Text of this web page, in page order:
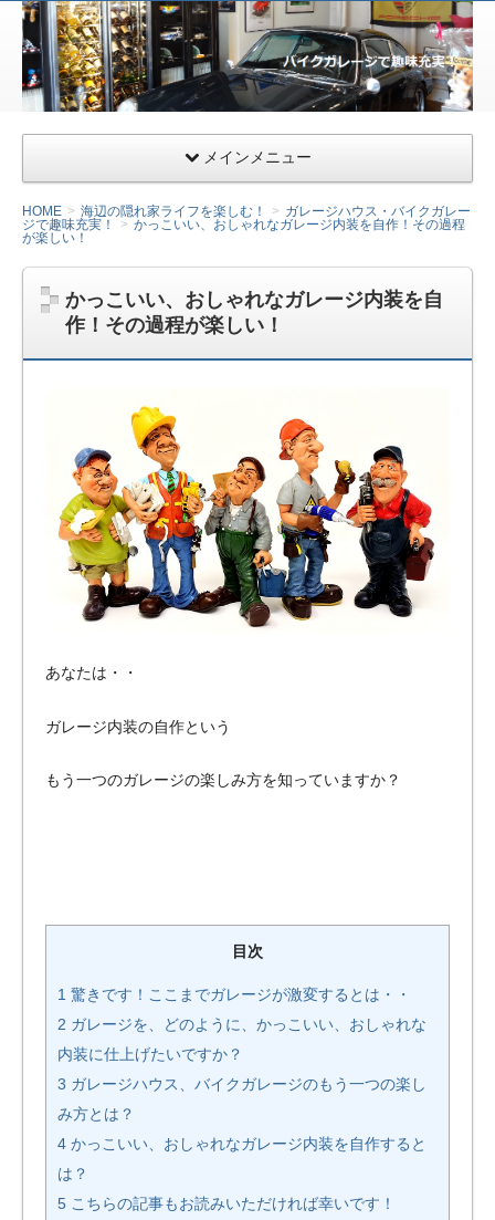
サー
ファ
ー&
ライ
千葉
県九
里の
ガレ
ージ
ハウ
急相
模原
のバ
イク
ガレ
ジ・
トマ
ョン
紹
メインメニュー
HOME 海辺の隠れ家ライフを楽しむ！
ガレージハウス・バイクガレー
ジで趣味充実！
かっこいい、おしゃれなガレージ内装を自作！その過程
が楽しい！
かっこいい、おしゃれなガレージ内装を自
作！その過程が楽しい！
あなたは・・
ガレージ内装の自作という
もう一つのガレージの楽しみ方を知っていますか？
目次
1 驚きです！ここまでガレージが激変するとは・・
2 ガレージを、どのように、かっこいい、おしゃれな
内装に仕上げたいですか？
3 ガレージハウス、バイクガレージのもう一つの楽し
み方とは？
4 かっこいい、おしゃれなガレージ内装を自作すると
は？
5 こちらの記事もお読みいただければ幸いです！